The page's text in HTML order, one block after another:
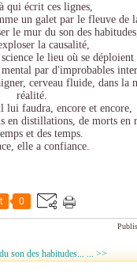
qui écrit ces lignes,
un galet par le fleuve de
le mur du son des
la causalité,
le lieu où se
par d'improbables
cerveau fluide, dans la
réalité.
faudra, encore et encore,
en distillations, de morts en
et des temps.
elle a confiance.
0
son des habitudes... ... >>